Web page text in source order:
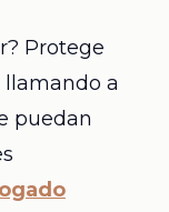
Protege
llamando a
puedan